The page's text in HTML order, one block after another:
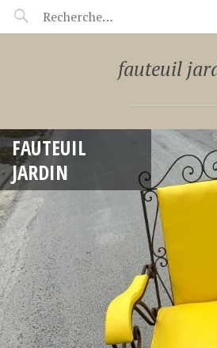
GILLES AURIOL –
fauteuil
FAUTEUIL
JARDIN